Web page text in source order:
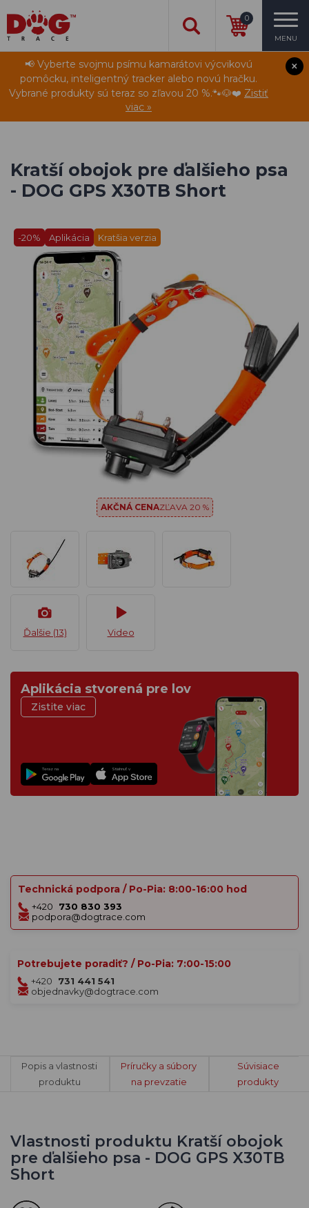
0
MENU
📢 Vyberte svojmu psímu kamarátovi výcvikovú
pomôcku, inteligentný tracker alebo novú hračku.
Vybrané produkty sú teraz so zľavou 20 %.🐾🐶❤️ Zistiť
viac »
Kratší obojok pre ďalšieho psa
- DOG GPS X30TB Short
AKČNÁ CENAZĽAVA 20 %
-20% Aplikácia Kratšia verzia
Ďalšie (13) Video
Aplikácia stvorená pre lov
Zistite viac
Teraz na Stiahnuť v
Technická podpora / Po-Pia: 8:00-16:00 hod
+420
730 830 393
podpora@dogtrace.com
Potrebujete poradiť? / Po-Pia: 7:00-15:00
+420
731 441 541
objednavky@dogtrace.com
Popis a vlastnosti
produktu
Príručky a súbory
na prevzatie
Súvisiace
produkty
Vlastnosti produktu Kratší obojok
pre ďalšieho psa - DOG GPS X30TB
Short